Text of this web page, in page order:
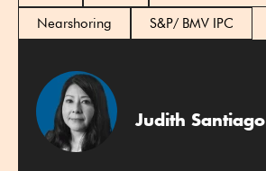
Nearshoring
S&P/ BMV IPC
Judith Santiago